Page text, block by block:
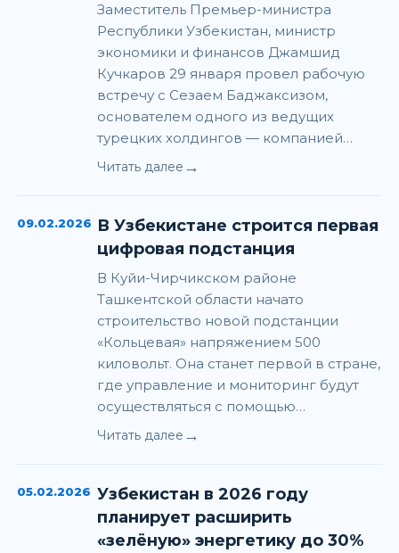
Заместитель Премьер-министра
Республики Узбекистан, министр
экономики и финансов Джамшид
Кучкаров 29 января провел рабочую
встречу с Сезаем Баджаксизом,
основателем одного из ведущих
турецких холдингов — компанией…
Читать далее →
09.02.2026 В Узбекистане строится первая
цифровая подстанция
В Куйи-Чирчикском районе
Ташкентской области начато
строительство новой подстанции
«Кольцевая» напряжением 500
киловольт. Она станет первой в стране,
где управление и мониторинг будут
осуществляться с помощью…
Читать далее →
05.02.2026 Узбекистан в 2026 году
планирует расширить
«зелёную» энергетику до 30%